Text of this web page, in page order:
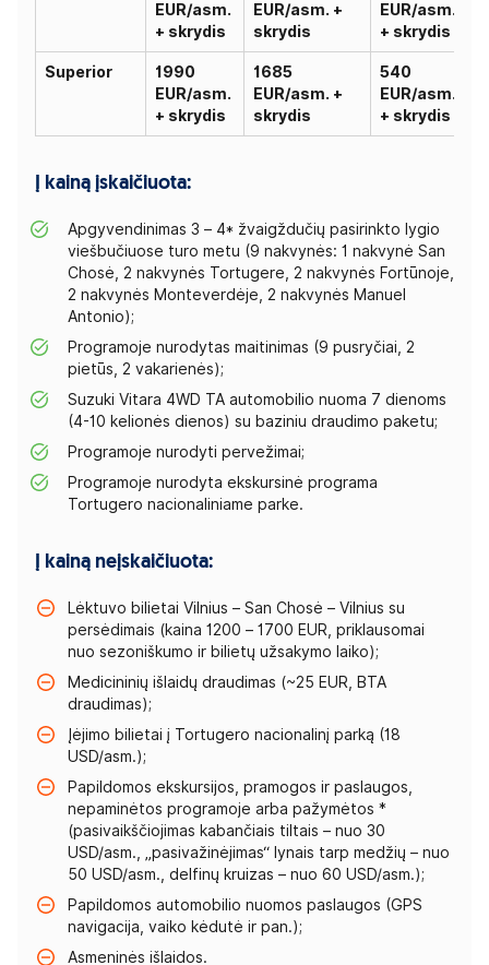
EUR/asm.
+ skrydis
EUR/asm. +
skrydis
EUR/asm.
+ skrydis
Superior
1990
EUR/asm.
+ skrydis
1685
EUR/asm. +
skrydis
540
EUR/asm.
+ skrydis
Į kainą įskaičiuota:
Apgyvendinimas 3 – 4* žvaigždučių pasirinkto lygio
viešbučiuose turo metu (9 nakvynės: 1 nakvynė San
Chosė, 2 nakvynės Tortugere, 2 nakvynės Fortūnoje,
2 nakvynės Monteverdėje, 2 nakvynės Manuel
Antonio);
Programoje nurodytas maitinimas (9 pusryčiai, 2
pietūs, 2 vakarienės);
Suzuki Vitara 4WD TA automobilio nuoma 7 dienoms
(4-10 kelionės dienos) su baziniu draudimo paketu;
Programoje nurodyti pervežimai;
Programoje nurodyta ekskursinė programa
Tortugero nacionaliniame parke.
Į kainą neįskaičiuota:
Lėktuvo bilietai Vilnius – San Chosė – Vilnius su
persėdimais (kaina 1200 – 1700 EUR, priklausomai
nuo sezoniškumo ir bilietų užsakymo laiko);
Medicininių išlaidų draudimas (~25 EUR, BTA
draudimas);
Įėjimo bilietai į Tortugero nacionalinį parką (18
USD/asm.);
Papildomos ekskursijos, pramogos ir paslaugos,
nepaminėtos programoje arba pažymėtos *
(pasivaikščiojimas kabančiais tiltais – nuo 30
USD/asm., „pasivažinėjimas“ lynais tarp medžių – nuo
50 USD/asm., delfinų kruizas – nuo 60 USD/asm.);
Papildomos automobilio nuomos paslaugos (GPS
navigacija, vaiko kėdutė ir pan.);
Asmeninės išlaidos.